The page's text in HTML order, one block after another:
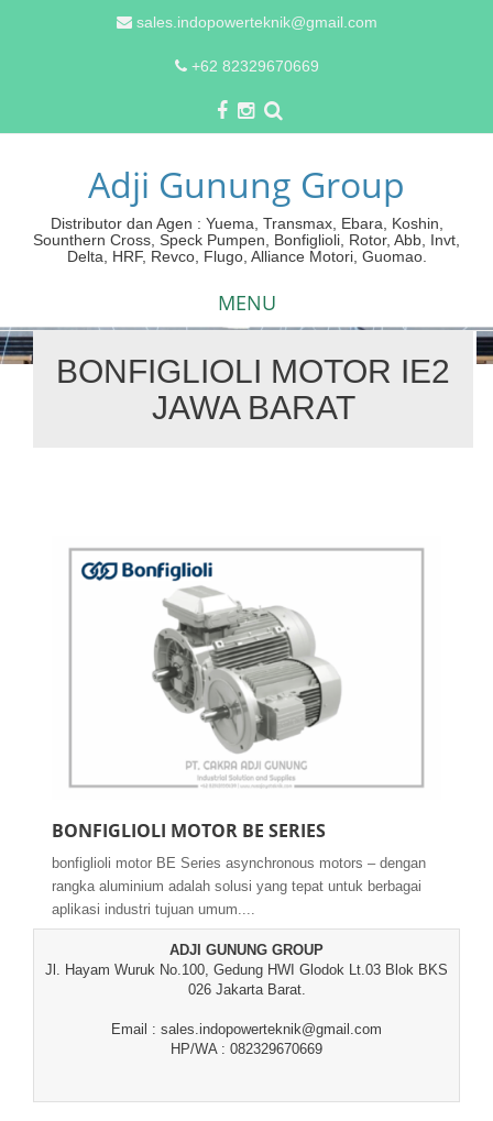
sales.indopowerteknik@gmail.com
+62 82329670669
Adji Gunung Group
Distributor dan Agen : Yuema, Transmax, Ebara, Koshin,
Sounthern Cross, Speck Pumpen, Bonfiglioli, Rotor, Abb, Invt,
Delta, HRF, Revco, Flugo, Alliance Motori, Guomao.
MENU
Skip
BONFIGLIOLI MOTOR IE2
JAWA BARAT
BONFIGLIOLI MOTOR BE SERIES
bonfiglioli motor BE Series asynchronous motors – dengan
rangka aluminium adalah solusi yang tepat untuk berbagai
aplikasi industri tujuan umum....
ADJI GUNUNG GROUP
Jl. Hayam Wuruk No.100, Gedung HWI Glodok Lt.03 Blok BKS
026 Jakarta Barat.
Email : sales.indopowerteknik@gmail.com
HP/WA : 082329670669